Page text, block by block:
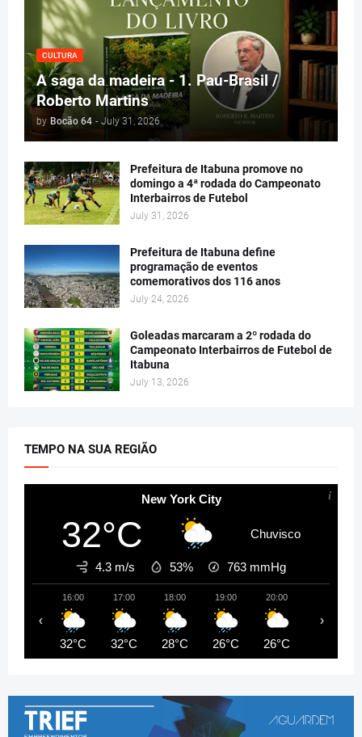
CULTURA
A saga da madeira - 1. Pau-Brasil /
Roberto Martins
by Bocão 64 - July 31, 2026
Prefeitura de Itabuna promove no
domingo a 4ª rodada do Campeonato
Interbairros de Futebol
July 31, 2026
Prefeitura de Itabuna define
programação de eventos
comemorativos dos 116 anos
July 24, 2026
Goleadas marcaram a 2º rodada do
Campeonato Interbairros de Futebol de
Itabuna
July 13, 2026
TEMPO NA SUA REGIÃO
New York City
32°C Chuvisco
4.3 m/s 53% 763 mmHg
16:00
32°C
17:00
32°C
18:00
28°C
19:00
26°C
20:00
26°C
‹ ›